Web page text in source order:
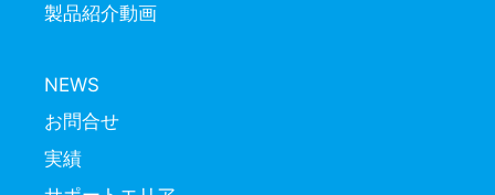
製品紹介動画
NEWS
お問合せ
実績